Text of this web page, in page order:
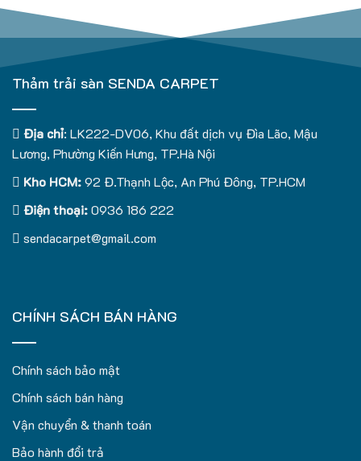
Thảm trải sàn SENDA CARPET
Địa chỉ: LK222-DV06, Khu đất dịch vụ Đìa Lão, Mậu
Lương, Phường Kiến Hưng, TP.Hà Nội
Kho HCM:92 Đ.Thạnh Lộc, An Phú Đông, TP.HCM
Điện thoại:0936 186 222
sendacarpet@gmail.com
CHÍNH SÁCH BÁN HÀNG
Chính sách bảo mật
Chính sách bán hàng
Vận chuyển & thanh toán
Bảo hành đổi trả